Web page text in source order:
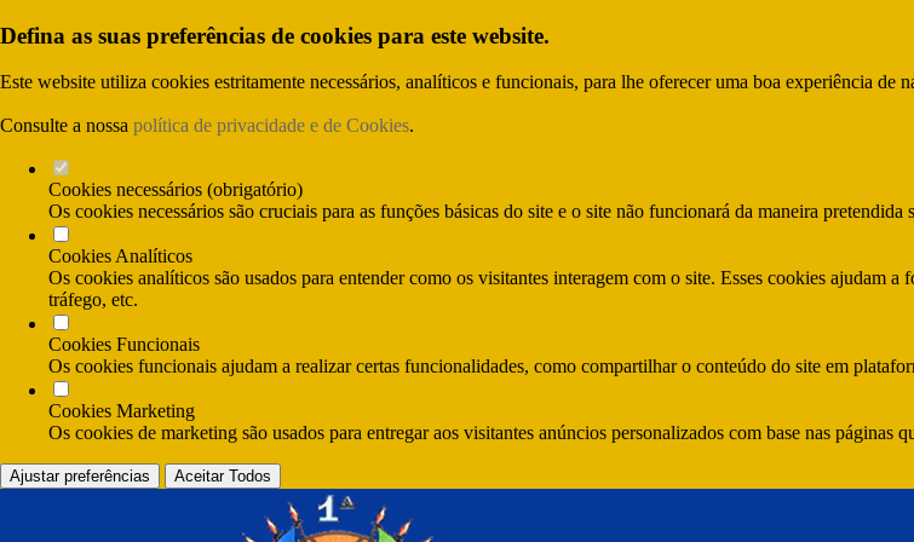
Defina as suas preferências de cookies para este website.
Este website utiliza cookies estritamente necessários, analíticos e funcionais, para lhe oferecer uma boa experiência de
Consulte a nossa política de privacidade e de Cookies.
Cookies necessários (obrigatório)
Os cookies necessários são cruciais para as funções básicas do site e o site não funcionará da maneira pretendida
Cookies Analíticos
Os cookies analíticos são usados para entender como os visitantes interagem com o site. Esses cookies ajudam
tráfego, etc.
Cookies Funcionais
Os cookies funcionais ajudam a realizar certas funcionalidades, como compartilhar o conteúdo do site em
Cookies Marketing
Os cookies de marketing são usados para entregar aos visitantes anúncios personalizados com base nas páginas
Ajustar preferências Aceitar Todos